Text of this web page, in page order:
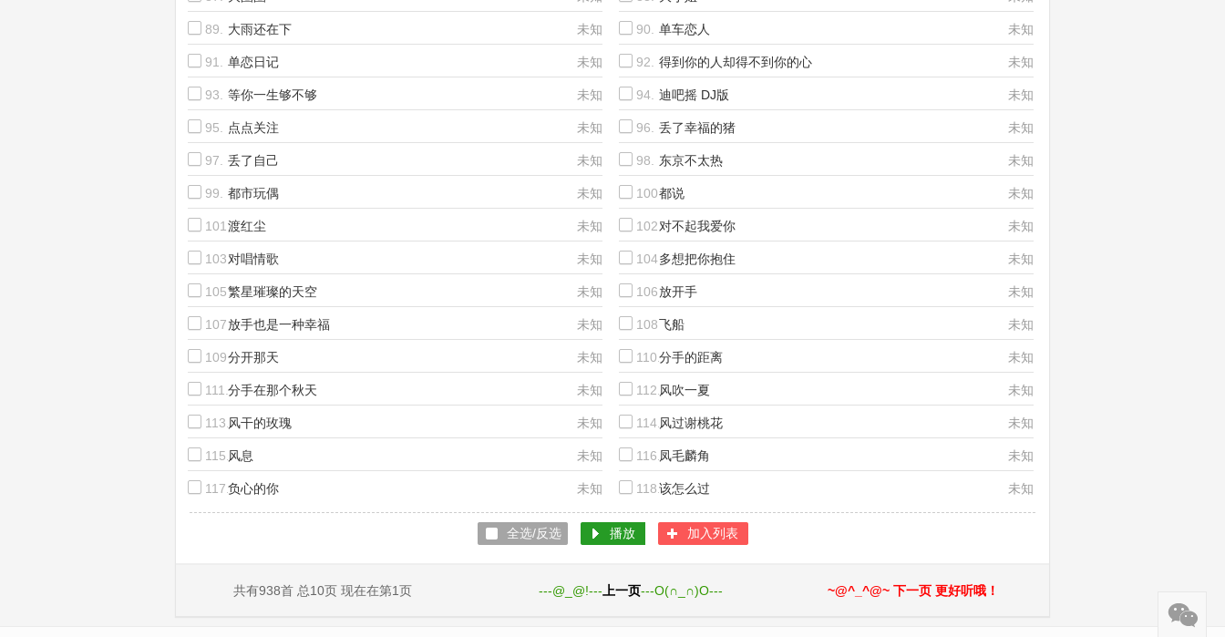
89. 大雨还在下 未知 90. 单车恋人 未知
91. 单恋日记 未知 92. 得到你的人却得不到你的心 未知
93. 等你一生够不够 未知 94. 迪吧摇 DJ版 未知
95. 点点关注 未知 96. 丢了幸福的猪 未知
97. 丢了自己 未知 98. 东京不太热 未知
99. 都市玩偶 未知 100.都说 未知
101.渡红尘 未知 102.对不起我爱你 未知
103.对唱情歌 未知 104.多想把你抱住 未知
105.繁星璀璨的天空 未知 106.放开手 未知
107.放手也是一种幸福 未知 108.飞船 未知
109.分开那天 未知 110.分手的距离 未知
111.分手在那个秋天 未知 112. 风吹一夏 未知
113. 风干的玫瑰 未知 114. 风过谢桃花 未知
115. 风息 未知 116. 凤毛麟角 未知
117.负心的你 未知 118.该怎么过 未知
全选/反选 播放 加入列表
共有938首 总10页 现在在第1页 ---@_@!--- 上一页---O(∩_∩)O--- ~@^_^@~ 下一页 更好听哦！